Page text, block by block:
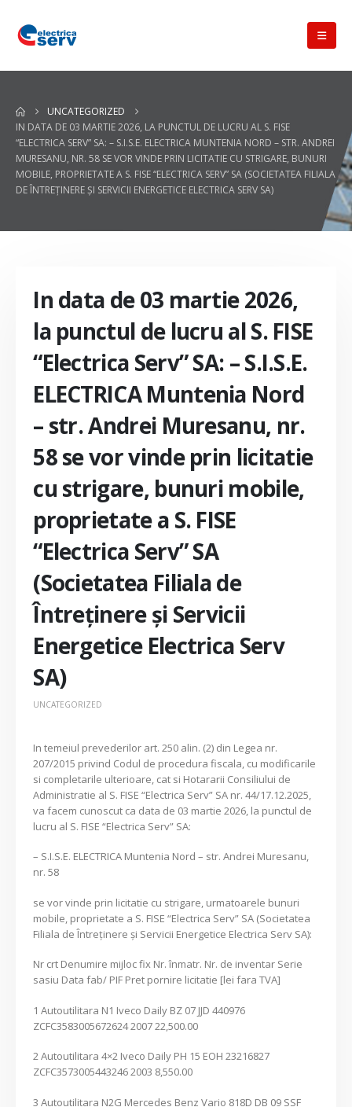
UNCATEGORIZED
IN DATA DE 03 MARTIE 2026, LA PUNCTUL DE LUCRU AL S. FISE
“ELECTRICA SERV” SA: – S.I.S.E. ELECTRICA MUNTENIA NORD – STR. ANDREI
MURESANU, NR. 58 SE VOR VINDE PRIN LICITATIE CU STRIGARE, BUNURI
MOBILE, PROPRIETATE A S. FISE “ELECTRICA SERV” SA (SOCIETATEA FILIALA
DE ÎNTREŢINERE ŞI SERVICII ENERGETICE ELECTRICA SERV SA)
In data de 03 martie 2026,
la punctul de lucru al S. FISE
“Electrica Serv” SA: – S.I.S.E.
ELECTRICA Muntenia Nord
– str. Andrei Muresanu, nr.
58 se vor vinde prin licitatie
cu strigare, bunuri mobile,
proprietate a S. FISE
“Electrica Serv” SA
(Societatea Filiala de
Întreţinere şi Servicii
Energetice Electrica Serv
SA)
UNCATEGORIZED
In temeiul prevederilor art. 250 alin. (2) din Legea nr.
207/2015 privind Codul de procedura fiscala, cu modificarile
si completarile ulterioare, cat si Hotararii Consiliului de
Administratie al S. FISE “Electrica Serv” SA nr. 44/17.12.2025,
va facem cunoscut ca data de 03 martie 2026, la punctul de
lucru al S. FISE “Electrica Serv” SA:
– S.I.S.E. ELECTRICA Muntenia Nord – str. Andrei Muresanu,
nr. 58
se vor vinde prin licitatie cu strigare, urmatoarele bunuri
mobile, proprietate a S. FISE “Electrica Serv” SA (Societatea
Filiala de Întreţinere şi Servicii Energetice Electrica Serv SA):
Nr crt Denumire mijloc fix Nr. înmatr. Nr. de inventar Serie
sasiu Data fab/ PIF Pret pornire licitatie [lei fara TVA]
1 Autoutilitara N1 Iveco Daily BZ 07 JJD 440976
ZCFC3583005672624 2007 22,500.00
2 Autoutilitara 4×2 Iveco Daily PH 15 EOH 23216827
ZCFC3573005443246 2003 8,550.00
3 Autoutilitara N2G Mercedes Benz Vario 818D DB 09 SSF